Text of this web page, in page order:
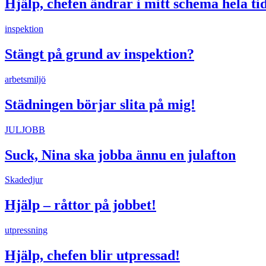
Hjälp, chefen ändrar i mitt schema hela
inspektion
Stängt på grund av inspektion?
arbetsmiljö
Städningen börjar slita på mig!
JULJOBB
Suck, Nina ska jobba ännu en julafton
Skadedjur
Hjälp – råttor på jobbet!
utpressning
Hjälp, chefen blir utpressad!